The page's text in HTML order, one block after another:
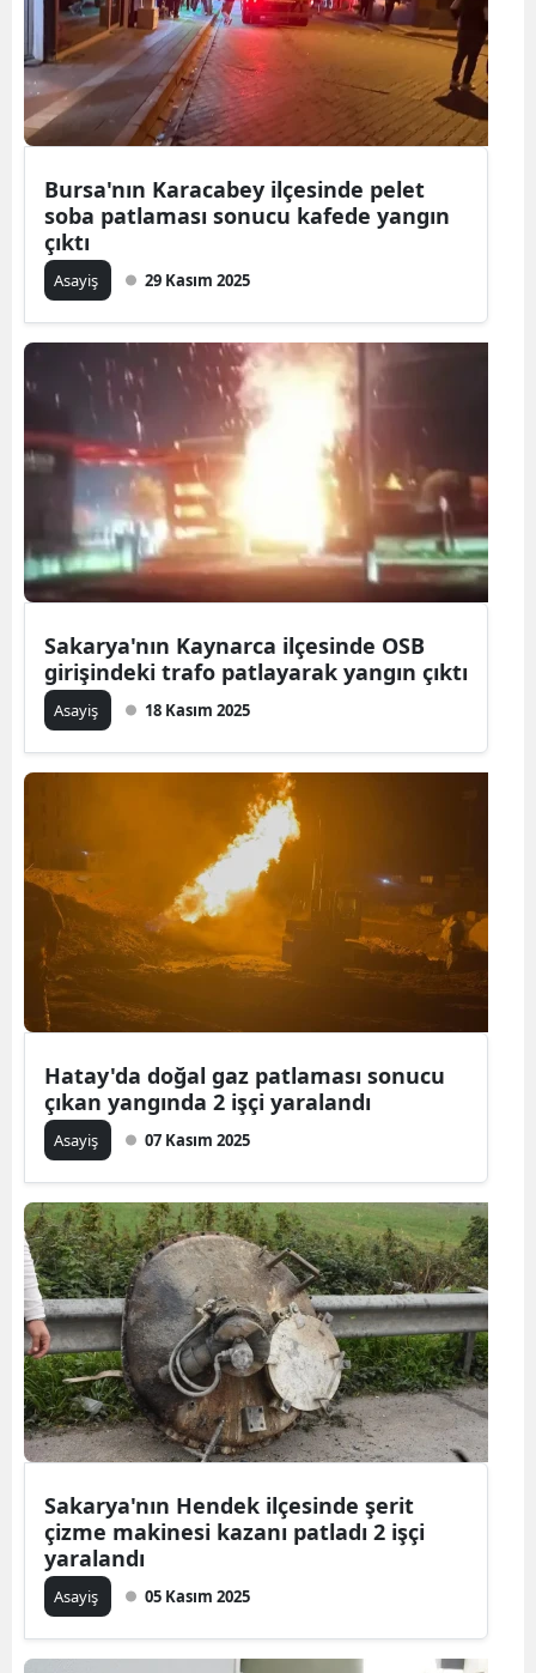
Bursa'nın Karacabey ilçesinde pelet
soba patlaması sonucu kafede yangın
çıktı
Asayiş 29 Kasım 2025
Sakarya'nın Kaynarca ilçesinde OSB
girişindeki trafo patlayarak yangın çıktı
Asayiş 18 Kasım 2025
Hatay'da doğal gaz patlaması sonucu
çıkan yangında 2 işçi yaralandı
Asayiş 07 Kasım 2025
Sakarya'nın Hendek ilçesinde şerit
çizme makinesi kazanı patladı 2 işçi
yaralandı
Asayiş 05 Kasım 2025